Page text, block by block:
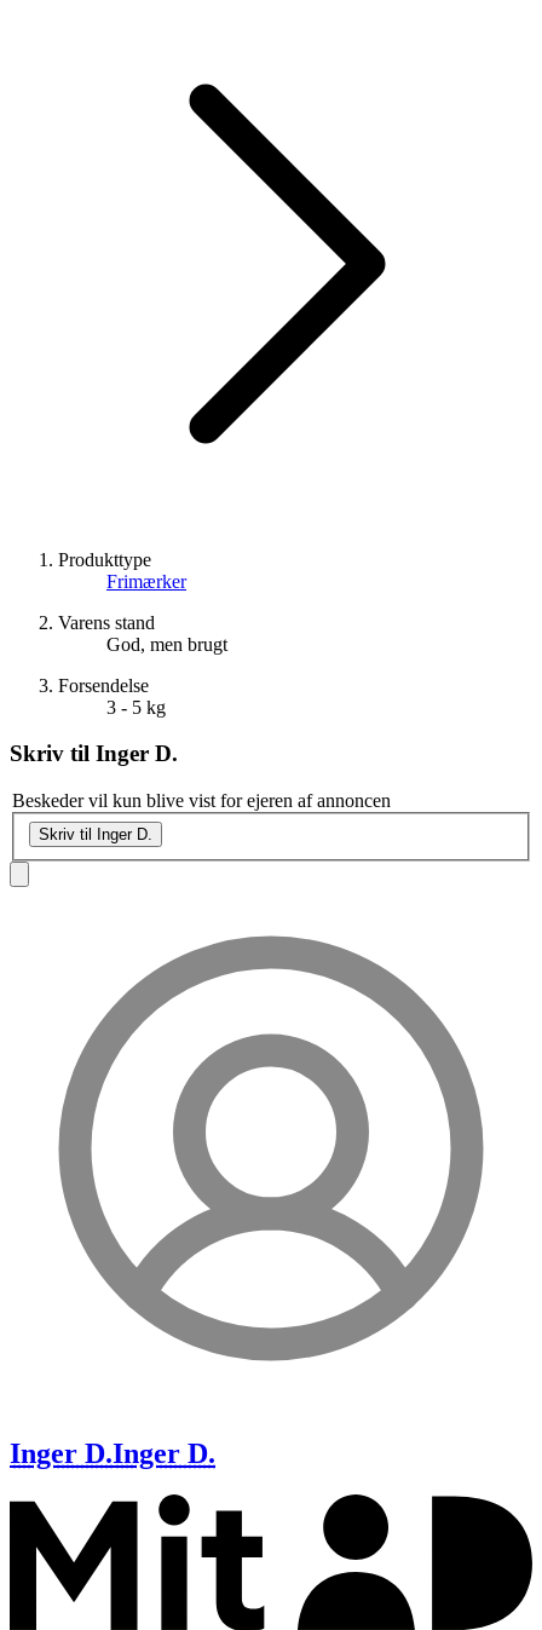
Produkttype
Frimærker
Varens stand
God, men brugt
Forsendelse
3 - 5 kg
Skriv til Inger D.
Beskeder vil kun blive vist for ejeren af annoncen
Skriv til Inger D.
Inger D.Inger D.